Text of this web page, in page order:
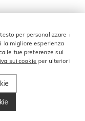
per personalizzare i
la migliore esperienza
le tue preferenze sui
sui cookie per ulteriori